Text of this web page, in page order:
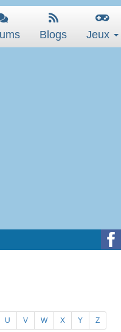
Blogs Jeux
U V W X Y Z